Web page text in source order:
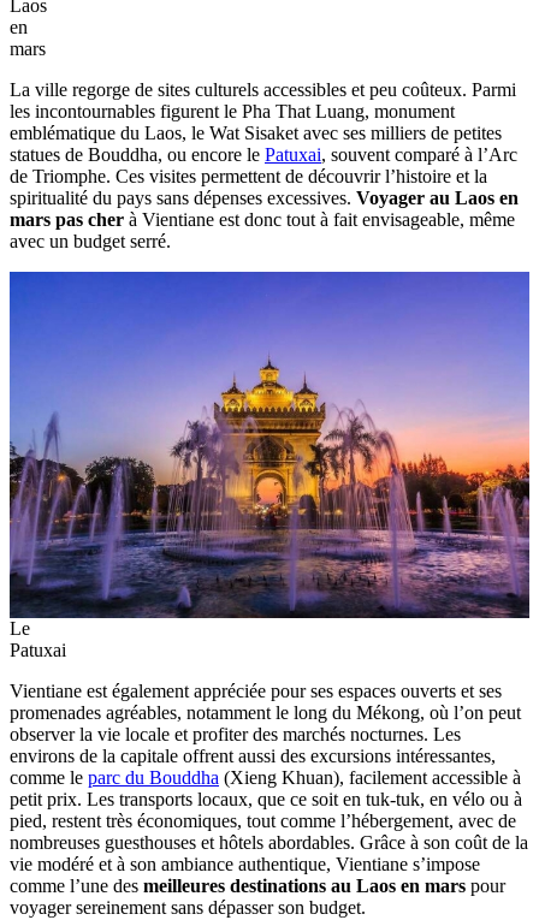
Laos
en
mars
La ville regorge de sites culturels accessibles et peu coûteux. Parmi
les incontournables figurent le Pha That Luang, monument
emblématique du Laos, le Wat Sisaket avec ses milliers de petites
statues de Bouddha, ou encore le Patuxai, souvent comparé à l’Arc
de Triomphe. Ces visites permettent de découvrir l’histoire et la
spiritualité du pays sans dépenses excessives. Voyager au Laos en
mars pas cher à Vientiane est donc tout à fait envisageable, même
avec un budget serré.
Le
Patuxai
Vientiane est également appréciée pour ses espaces ouverts et ses
promenades agréables, notamment le long du Mékong, où l’on peut
observer la vie locale et profiter des marchés nocturnes. Les
environs de la capitale offrent aussi des excursions intéressantes,
comme le parc du Bouddha (Xieng Khuan), facilement accessible à
petit prix. Les transports locaux, que ce soit en tuk-tuk, en vélo ou à
pied, restent très économiques, tout comme l’hébergement, avec de
nombreuses guesthouses et hôtels abordables. Grâce à son coût de la
vie modéré et à son ambiance authentique, Vientiane s’impose
comme l’une des meilleures destinations au Laos en mars pour
voyager sereinement sans dépasser son budget.